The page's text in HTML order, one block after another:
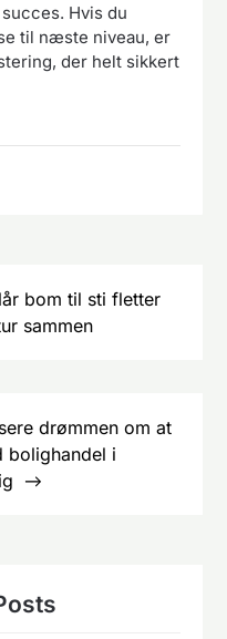
Hvis du
til næste niveau, er
der helt sikkert
bom til sti fletter
sammen
drømmen om at
bolighandel i